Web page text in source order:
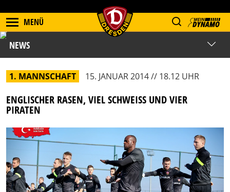
MENÜ
NEWS
1. MANNSCHAFT 15. JANUAR 2014 // 18.12 UHR
ENGLISCHER RASEN, VIEL SCHWEISS UND VIER P
IRATEN